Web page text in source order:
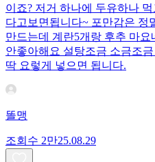
이죠? 저거 하나에 두유하나
다고보면됩니다~ 포만감은 정
만드는데 계란5개랑 후추 마
안좋아해요 설탕조금 소금조
딱 요렇게 넣으면 됩니다.
똘맹
조회수 2만25.08.29